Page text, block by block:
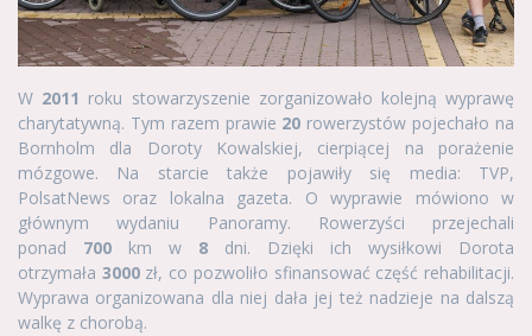
W 2011 roku stowarzyszenie zorganizowało kolejną wyprawę
charytatywną. Tym razem prawie 20 rowerzystów pojechało na
Bornholm dla Doroty Kowalskiej, cierpiącej na porażenie
mózgowe. Na starcie także pojawiły się media: TVP,
PolsatNews oraz lokalna gazeta. O wyprawie mówiono w
głównym wydaniu Panoramy. Rowerzyści przejechali
ponad 700 km w 8 dni. Dzięki ich wysiłkowi Dorota
otrzymała 3000zł, co pozwoliło sfinansować część rehabilitacji.
Wyprawa organizowana dla niej dała jej też nadzieje na dalszą
walkę z chorobą.